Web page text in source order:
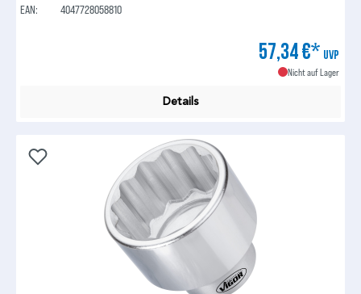
EAN:
4047728058810
57,34 €* UVP
Nicht auf Lager
Details